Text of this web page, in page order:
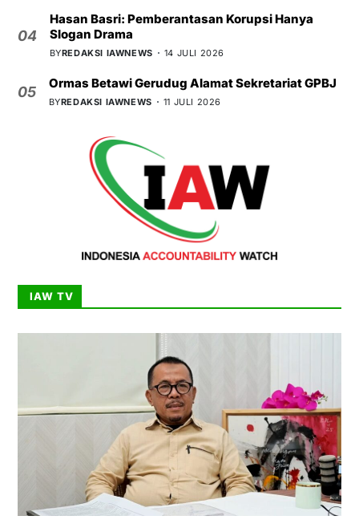
04
Hasan Basri: Pemberantasan Korupsi Hanya
Slogan Drama
BYREDAKSI IAWNEWS 14 JULI 2026
05
Ormas Betawi Gerudug Alamat Sekretariat GPBJ
BYREDAKSI IAWNEWS 11 JULI 2026
IAW TV